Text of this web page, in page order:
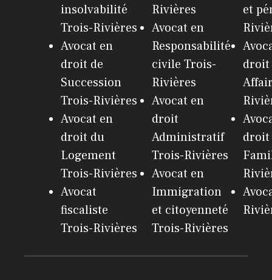
insolvabilité
Trois-Rivières
Avocat en
droit de
Succession
Trois-Rivières
Avocat en
droit du
Logement
Trois-Rivières
Avocat
fiscaliste
Trois-Rivières
Rivières
Avocat en
Responsabilité
civile Trois-
Rivières
Avocat en
droit
Administratif
Trois-Rivières
Avocat en
Immigration
et citoyenneté
Trois-Rivières
et
droit
droit